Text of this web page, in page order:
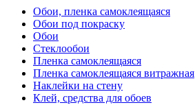
Обои, пленка самоклеящаяся
Обои под покраску
Обои
Стеклообои
Пленка самоклеящаяся
Пленка самоклеящаяся витражная
Наклейки на стену
Клей, средства для обоев